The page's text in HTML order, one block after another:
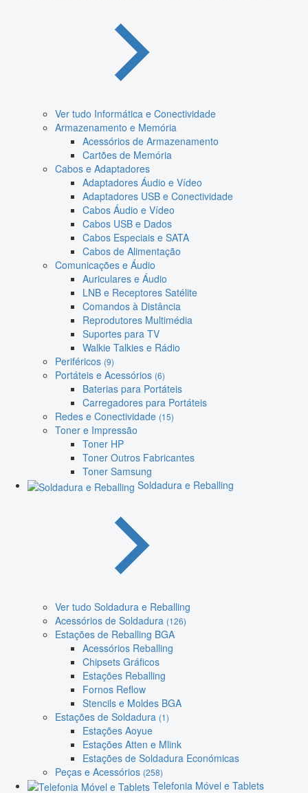
Ver tudo Informática e Conectividade
Armazenamento e Memória
Acessórios de Armazenamento
Cartões de Memória
Cabos e Adaptadores
Adaptadores Áudio e Vídeo
Adaptadores USB e Conectividade
Cabos Áudio e Vídeo
Cabos USB e Dados
Cabos Especiais e SATA
Cabos de Alimentação
Comunicações e Áudio
Auriculares e Áudio
LNB e Receptores Satélite
Comandos à Distância
Reprodutores Multimédia
Suportes para TV
Walkie Talkies e Rádio
Periféricos (9)
Portáteis e Acessórios (6)
Baterias para Portáteis
Carregadores para Portáteis
Redes e Conectividade (15)
Toner e Impressão
Toner HP
Toner Outros Fabricantes
Toner Samsung
Soldadura e Reballing
Ver tudo Soldadura e Reballing
Acessórios de Soldadura (126)
Estações de Reballing BGA
Acessórios Reballing
Chipsets Gráficos
Estações Reballing
Fornos Reflow
Stencils e Moldes BGA
Estações de Soldadura (1)
Estações Aoyue
Estações Atten e Mlink
Estações de Soldadura Económicas
Peças e Acessórios (258)
Telefonia Móvel e Tablets